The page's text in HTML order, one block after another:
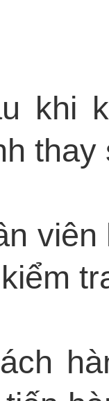
khi
thay
viên